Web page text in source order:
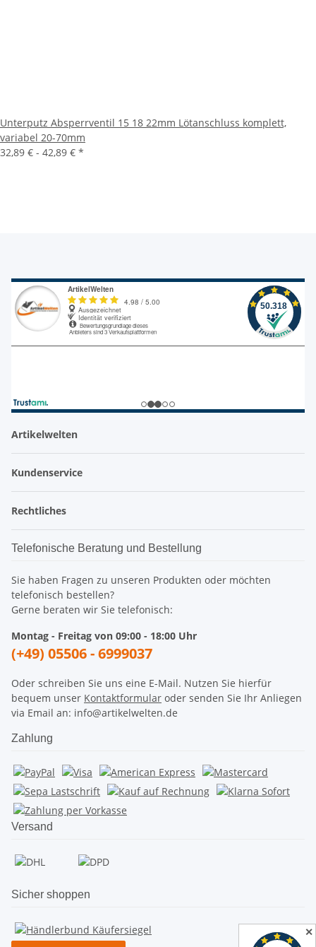
Unterputz Absperrventil 15 18 22mm Lötanschluss komplett,
variabel 20-70mm
32,89 € - 42,89 € *
Artikelwelten
Kundenservice
Rechtliches
Telefonische Beratung und Bestellung
Sie haben Fragen zu unseren Produkten oder möchten
telefonisch bestellen?
Gerne beraten wir Sie telefonisch:
Montag - Freitag von 09:00 - 18:00 Uhr
(+49) 05506 - 6999037
Oder schreiben Sie uns eine E-Mail. Nutzen Sie hierfür
bequem unser Kontaktformular oder senden Sie Ihr Anliegen
via Email an: info@artikelwelten.de
Zahlung
Versand
Sicher shoppen
✕